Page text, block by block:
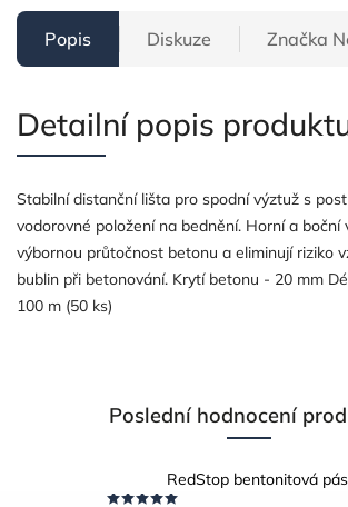
Popis Diskuze Značka
Detailní popis
Stabilní distanční lišta pro spodní výztuž s
vodorovné položení na bednění. Horní a boční
výbornou průtočnost betonu a eliminují riziko
bublin při betonování. Krytí betonu - 20 mm
100 m (50 ks)
Poslední hodnocení
RedStop bentonitová